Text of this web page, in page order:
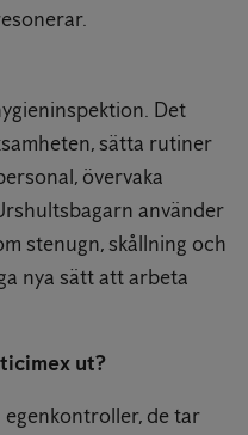
Det
sätta rutiner
övervaka
använder
stenugn, skållning och
nya sätt att arbeta
ut?
de tar